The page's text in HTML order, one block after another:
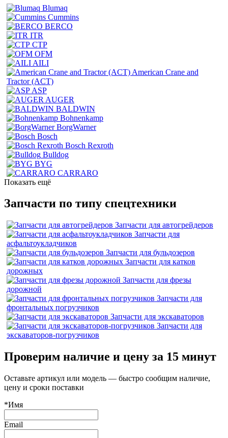
Blumaq
Cummins
BERCO
ITR
CTP
OFM
AILI
American Crane and
Tractor (ACT)
ASP
AUGER
BALDWIN
Bohnenkamp
BorgWarner
Bosch
Bosch Rexroth
Bulldog
BYG
CARRARO
Показать ещё
Запчасти по типу спецтехники
Запчасти для автогрейдеров
Запчасти для
асфальтоукладчиков
Запчасти для бульдозеров
Запчасти для катков
дорожных
Запчасти для фрезы
дорожной
Запчасти для
фронтальных погрузчиков
Запчасти для экскаваторов
Запчасти для
экскаваторов-погрузчиков
Проверим наличие и цену за 15 минут
Оставьте артикул или модель — быстро сообщим наличие,
цену и сроки поставки
*Имя
Email